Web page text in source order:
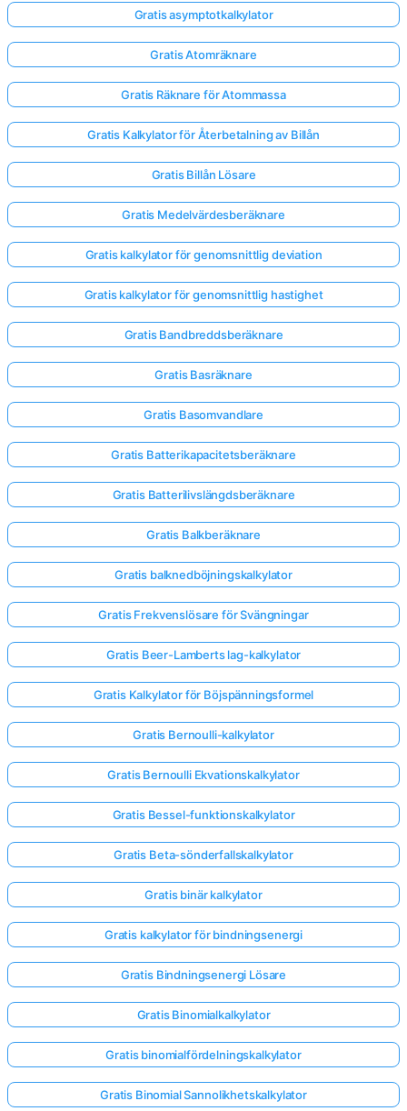
Inga
Ställ
din
första
fråga
Gratis asymptotkalkylator
Gratis Atomräknare
Gratis Räknare för Atommassa
Gratis Kalkylator för Återbetalning av Billån
Gratis Billån Lösare
Gratis Medelvärdesberäknare
Gratis kalkylator för genomsnittlig deviation
Gratis kalkylator för genomsnittlig hastighet
Gratis Bandbreddsberäknare
Gratis Basräknare
Gratis Basomvandlare
Gratis Batterikapacitetsberäknare
Gratis Batterilivslängdsberäknare
Gratis Balkberäknare
Gratis balknedböjningskalkylator
Gratis Frekvenslösare för Svängningar
Gratis Beer-Lamberts lag-kalkylator
Gratis Kalkylator för Böjspänningsformel
Gratis Bernoulli-kalkylator
Gratis Bernoulli Ekvationskalkylator
Gratis Bessel-funktionskalkylator
Gratis Beta-sönderfallskalkylator
Gratis binär kalkylator
Gratis kalkylator för bindningsenergi
Gratis Bindningsenergi Lösare
Gratis Binomialkalkylator
Gratis binomialfördelningskalkylator
Gratis Binomial Sannolikhetskalkylator